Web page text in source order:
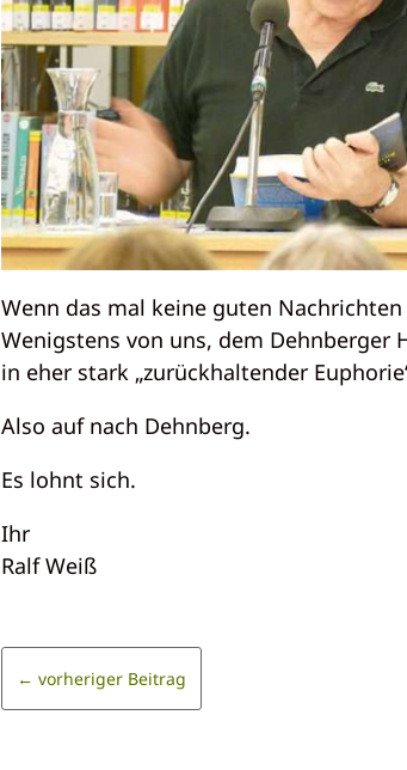
Wenn das mal keine guten
Wenigstens von uns, dem Dehnberger
in eher stark „zurückhaltender
Also auf nach Dehnberg.
Es lohnt sich.
Ihr
Ralf Weiß
← vorheriger Beitrag